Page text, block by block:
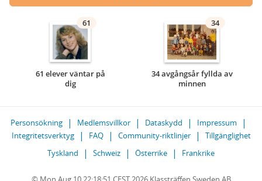
61
61 elever väntar på
dig
34
34 avgångsår fyllda av
minnen
Personsökning Medlemsvillkor Dataskydd
Impressum
Integritetsverktyg
FAQ Community-riktlinjer
Tillgänglighet
Tyskland
Schweiz Österrike Frankrike